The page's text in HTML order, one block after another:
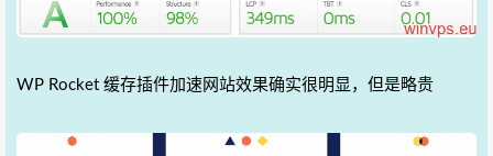
WP Rocket 缓存插件加速网站效果确实很明显，但是略贵